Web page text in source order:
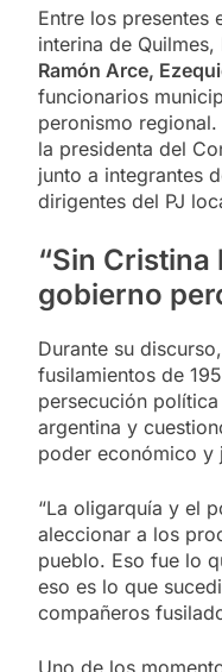
Entre los presentes
interina de Quilmes,
Ramón Arce,
funcionarios
peronismo
la presidenta del
junto a integrantes
dirigentes del PJ
“Sin
gobierno
Durante su discurso,
fusilamientos de
persecución
argentina y
poder económico y
“La oligarquía y el
aleccionar a los
pueblo. Eso fue lo
eso es lo que
compañeros
Uno de los